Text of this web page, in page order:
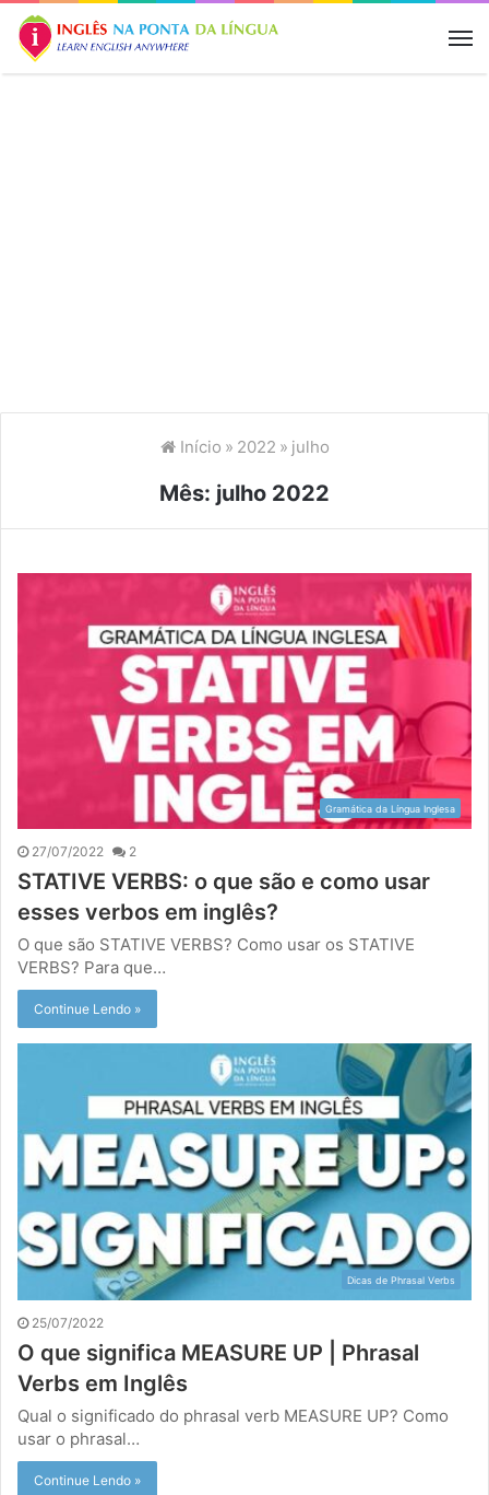
Início » 2022 » julho
Mês: julho 2022
Gramática da Língua Inglesa
27/07/2022 2
STATIVE VERBS: o que são e como usar
esses verbos em inglês?
O que são STATIVE VERBS? Como usar os STATIVE
VERBS? Para que…
Continue Lendo »
Dicas de Phrasal Verbs
25/07/2022
O que significa MEASURE UP | Phrasal
Verbs em Inglês
Qual o significado do phrasal verb MEASURE UP? Como
usar o phrasal…
Continue Lendo »